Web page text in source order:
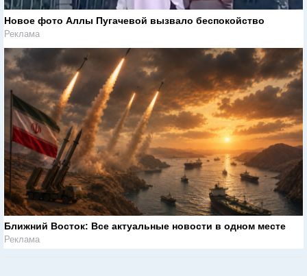
Новое фото Аллы Пугачевой вызвало беспокойство
Реклама
Ближний Восток: Все актуальные новости в одном месте
Реклама